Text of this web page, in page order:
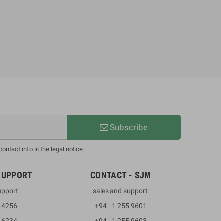
Subscribe
info in the legal notice.
4256
CONTACT - SJM
sales and support:
+94 11 255 9601